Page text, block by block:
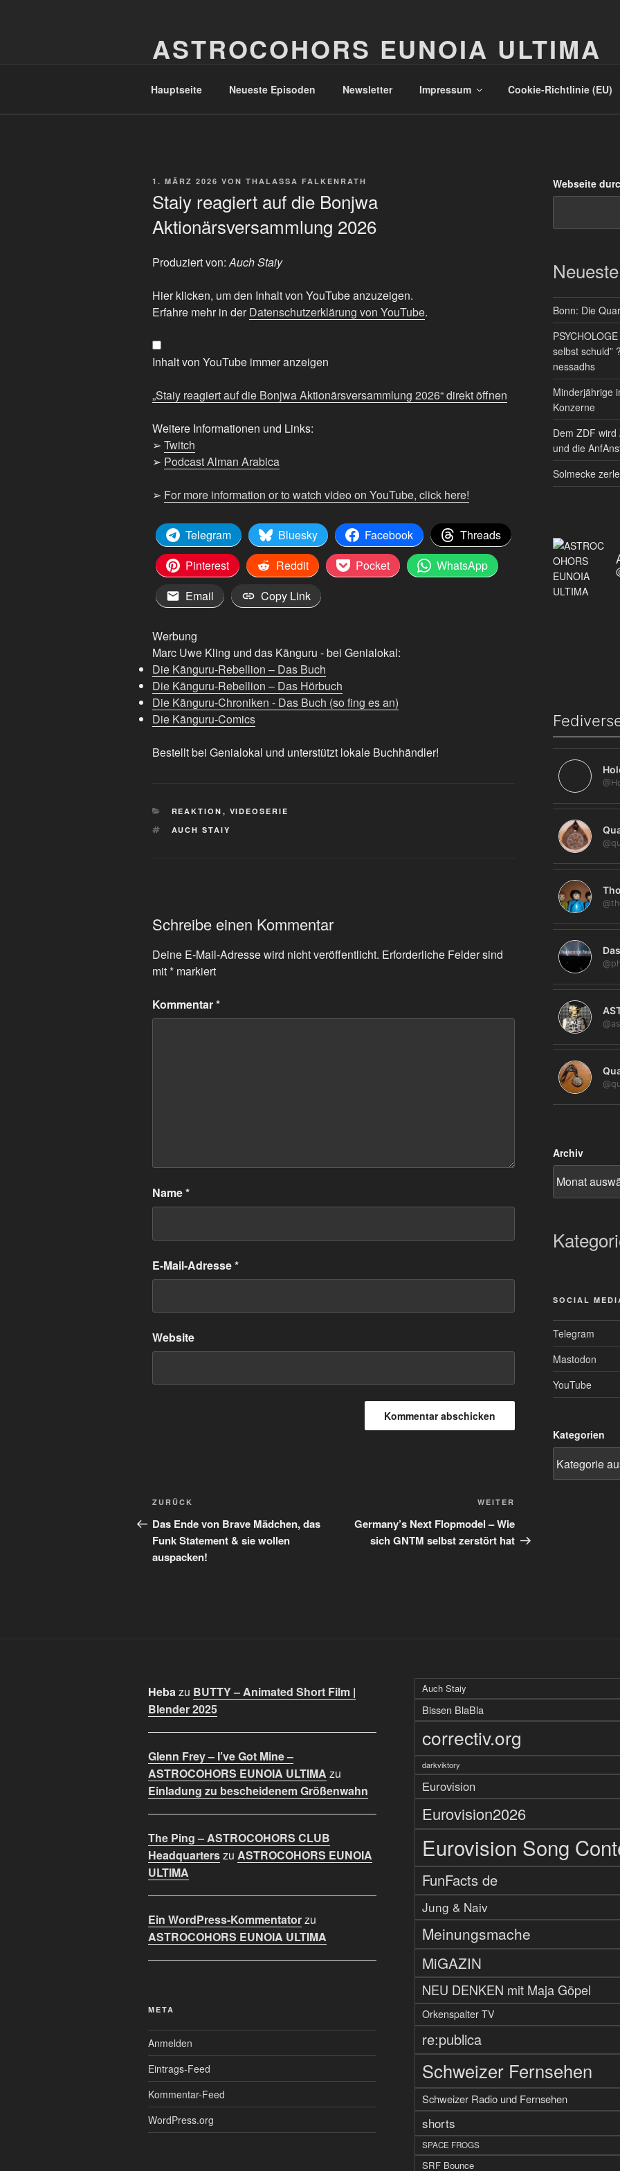
ASTROCOHORS EUNOIA ULTIMA
Hauptseite Neueste Episoden Newsletter Impressum Cookie-Richtlinie (EU)
VERÖFFENTLICHT
1. MÄRZ 2026 VON THALASSA FALKENRATH
Staiy reagiert auf die Bonjwa
Aktionärsversammlung 2026
Produziert von:Auch Staiy
„Staiy
reagiert
die
Bonjwa
2026“
YouTube
anzeigen
Hier klicken, um den Inhalt von YouTube anzuzeigen.
Erfahre mehr in derDatenschutzerklärung von YouTube.
Inhalt von YouTube immer anzeigen
„Staiy reagiert auf die Bonjwa Aktionärsversammlung 2026“ direkt öffnen
Weitere Informationen und Links:
➢ Twitch
➢ Podcast Alman Arabica
➢ For more information or to watch video on YouTube, click here!
Telegram Bluesky Facebook
Threads
Pinterest
Reddit Pocket
WhatsApp
Email
Copy Link
Werbung
Marc Uwe Kling und das Känguru - bei Genialokal:
Die Känguru-Rebellion – Das Buch
Die Känguru-Rebellion – Das Hörbuch
Die Känguru-Chroniken - Das Buch (so fing es an)
Die Känguru-Comics
Bestellt bei Genialokal und unterstützt lokale Buchhändler!
KATEGORIEN
REAKTION , VIDEOSERIE
SCHLAGWÖRTER
AUCH STAIY
Schreibe einen Kommentar
Deine E-Mail-Adresse wird nicht veröffentlicht. Erforderliche Felder sind
mit* markiert
Kommentar*
Name*
E-Mail-Adresse*
Website
Beitragsnavigation
Vorheriger
Beitrag
ZURÜCK
Das Ende von Brave Mädchen, das
Funk Statement & sie wollen
auspacken!
Beitrag
WEITER
Germany’s Next Flopmodel – Wie
sich GNTM selbst zerstört hat
Webseite
Bonn: Die
selbst schuld”
nessadhs
Minderjährige
Konzerne
Dem ZDF
und die
Solmecke
Archiv
SOCIAL
Telegram
Mastodon
YouTube
Kategorien
Hebazu BUTTY – Animated Short Film |
Blender 2025
Glenn Frey – I’ve Got Mine –
ASTROCOHORS EUNOIA ULTIMA zu
Einladung zu bescheidenem Größenwahn
The Ping – ASTROCOHORS CLUB
Headquarterszu ASTROCOHORS EUNOIA
ULTIMA
Ein WordPress-Kommentatorzu
ASTROCOHORS EUNOIA ULTIMA
META
Anmelden
Eintrags-Feed
Kommentar-Feed
WordPress.org
Auch Staiy
Bissen BlaBla
correctiv.org
darkviktory
Eurovision
Eurovision2026
Eurovision Song
FunFacts de
Jung & Naiv
Meinungsmache
MiGAZIN
NEU DENKEN mit Maja Göpel
Orkenspalter TV
re:publica
Schweizer Fernsehen
Schweizer Radio und Fernsehen
shorts
SPACE FROGS
SRF Bounce